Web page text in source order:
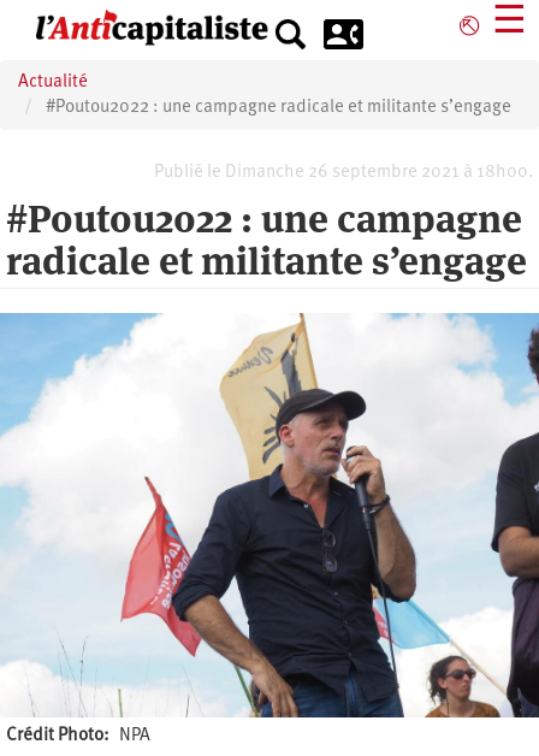
principal
⎋ ☰
Actualité
#Poutou2022 : une campagne radicale et militante s’engage
Publié le Dimanche 26 septembre 2021 à 18h00.
#Poutou2022 : une campagne
radicale et militante s’engage
Crédit Photo NPA